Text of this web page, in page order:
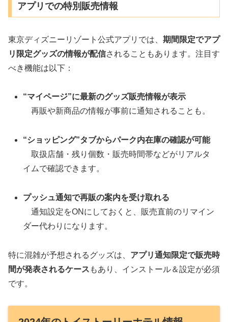
アプリでの特別販売情報
東京ディズニーリゾート公式アプリでは、 期間限定でアプ
リ限定グッズの情報が配信されることもあります。注目す
べき機能は以下：
“マイページ”に最新のグッズ販売情報が表示
再販や新商品の情報が事前に通知されることも。
“ショッピング”タブからパーク内在庫の確認が可能
取扱店舗・残り個数・販売時間帯などがリアルタ
イムで確認できます。
プッシュ通知で再販の案内を受け取れる
通知設定をONにしておくと、販売直前のリマイン
ダー代わりになります。
特に混雑が予想されるグッズは、 アプリ通知限定で販売時
間が発表されるケース もあり、インストール＆設定が必須
です。